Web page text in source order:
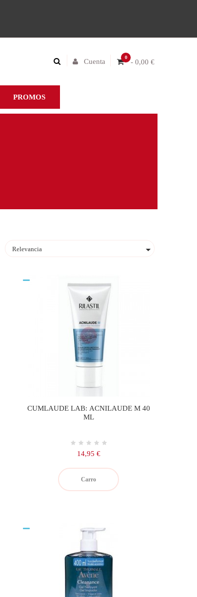
0
- 0,00 €
Cuenta
PROMOS
Relevancia 
CUMLAUDE LAB: ACNILAUDE M 40
ML
Precio
14,95 €
Carro